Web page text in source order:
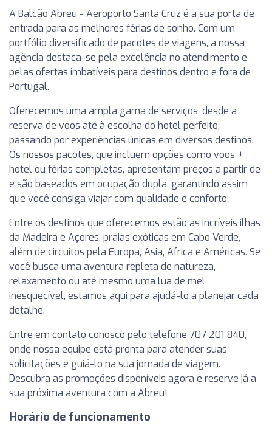
A Balcão Abreu - Aeroporto Santa Cruz é a sua porta de
entrada para as melhores férias de sonho. Com um
portfólio diversificado de pacotes de viagens, a nossa
agência destaca-se pela excelência no atendimento e
pelas ofertas imbatíveis para destinos dentro e fora de
Portugal.
Oferecemos uma ampla gama de serviços, desde a
reserva de voos até à escolha do hotel perfeito,
passando por experiências únicas em diversos destinos.
Os nossos pacotes, que incluem opções como voos +
hotel ou férias completas, apresentam preços a partir de
e são baseados em ocupação dupla, garantindo assim
que você consiga viajar com qualidade e conforto.
Entre os destinos que oferecemos estão as incríveis ilhas
da Madeira e Açores, praias exóticas em Cabo Verde,
além de circuitos pela Europa, Ásia, África e Américas. Se
você busca uma aventura repleta de natureza,
relaxamento ou até mesmo uma lua de mel
inesquecível, estamos aqui para ajudá-lo a planejar cada
detalhe.
Entre em contato conosco pelo telefone 707 201 840,
onde nossa equipe está pronta para atender suas
solicitações e guiá-lo na sua jornada de viagem.
Descubra as promoções disponíveis agora e reserve já a
sua próxima aventura com a Abreu!
Horário de funcionamento